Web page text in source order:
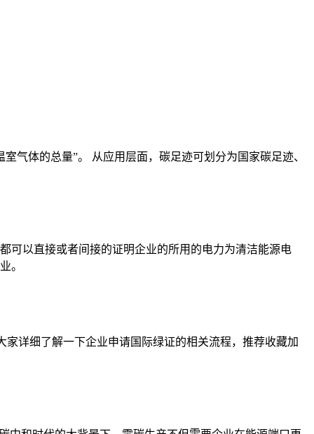
气体的总量”。 从应用层面，碳足迹可划分为国家碳足迹、
可以直接或者间接的证明企业的所用的电力为清洁能源电
。
详细了解一下企业申请国际绿证的相关流程，推荐收藏加